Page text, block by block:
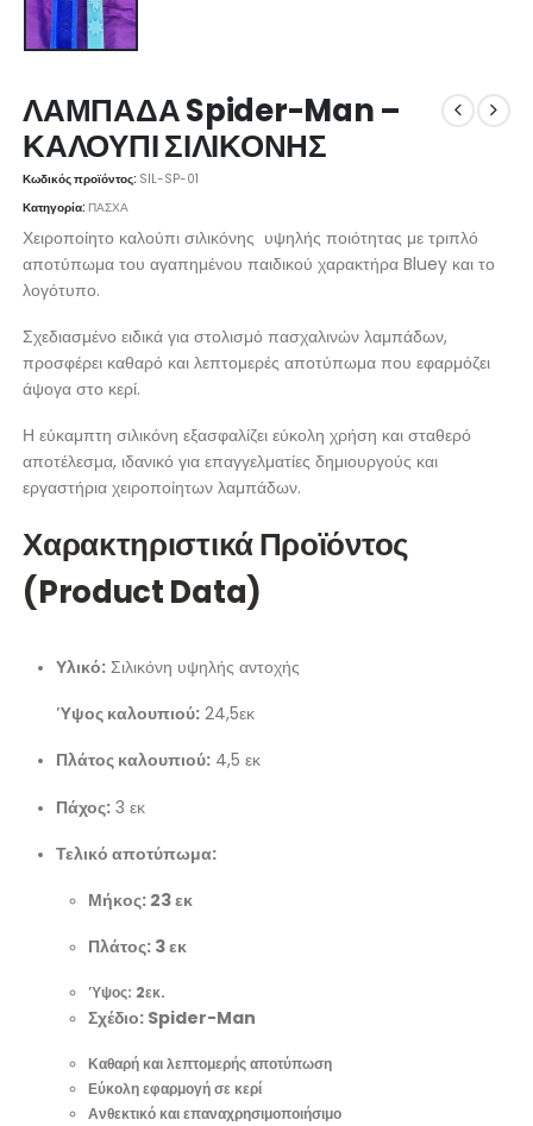
ΛΑΜΠΑΔΑ Spider-Man –
ΚΑΛΟΥΠΙ ΣΙΛΙΚΟΝΗΣ
Κωδικός προϊόντος: SIL-SP-01
Κατηγορία:ΠΑΣΧΑ
Χειροποίητο καλούπι σιλικόνης υψηλής ποιότητας με τριπλό
αποτύπωμα του αγαπημένου παιδικού χαρακτήρα Bluey και το
λογότυπο.
Σχεδιασμένο ειδικά για στολισμό πασχαλινών λαμπάδων,
προσφέρει καθαρό και λεπτομερές αποτύπωμα που εφαρμόζει
άψογα στο κερί.
Η εύκαμπτη σιλικόνη εξασφαλίζει εύκολη χρήση και σταθερό
αποτέλεσμα, ιδανικό για επαγγελματίες δημιουργούς και
εργαστήρια χειροποίητων λαμπάδων.
Χαρακτηριστικά Προϊόντος
(Product Data)
Υλικό:Σιλικόνη υψηλής αντοχής
Ύψος καλουπιού:24,5εκ
Πλάτος καλουπιού:4,5 εκ
Πάχος:3 εκ
Τελικό αποτύπωμα:
Μήκος: 23 εκ
Πλάτος: 3 εκ
Ύψος: 2εκ.
Σχέδιο: Spider-Man
Καθαρή και λεπτομερής αποτύπωση
Εύκολη εφαρμογή σε κερί
Ανθεκτικό και επαναχρησιμοποιήσιμο